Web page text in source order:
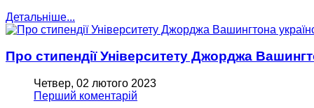
Детальніше...
Про стипендії Університету Джорджа
Четвер, 02 лютого 2023
Перший коментарій